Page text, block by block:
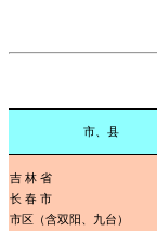
市、县
吉 林 省
长 春 市
市区（含双阳、九台）